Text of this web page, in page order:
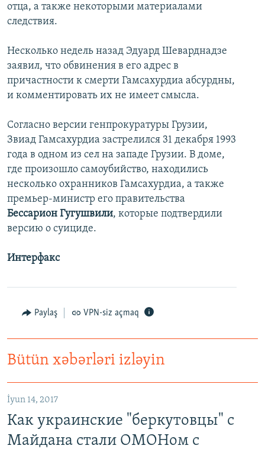
отца, а также некоторыми материалами
следствия.
Несколько недель назад Эдуард Шеварднадзе
заявил, что обвинения в его адрес в
причастности к смерти Гамсахурдиа абсурдны,
и комментировать их не имеет смысла.
Согласно версии генпрокуратуры Грузии,
Звиад Гамсахурдиа застрелился 31 декабря 1993
года в одном из сел на западе Грузии. В доме,
где произошло самоубийство, находились
несколько охранников Гамсахурдиа, а также
премьер-министр его правительства
Бессарион Гугушвили, которые подтвердили
версию о суициде.
Интерфакс
Paylaş VPN-siz açmaq
Bütün xəbərləri izləyin
İyun 14, 2017
Как украинские "беркутовцы" с
Майдана стали ОМОНом с